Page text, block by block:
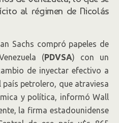
adquirió u$s 2.800
en 2014 de la
al régimen de Nicolás
Sachs compró papeles de
(PDVSA) con un
de inyectar efectivo a
petrolero, que atraviesa
y política, informó Wall
la firma estadounidense